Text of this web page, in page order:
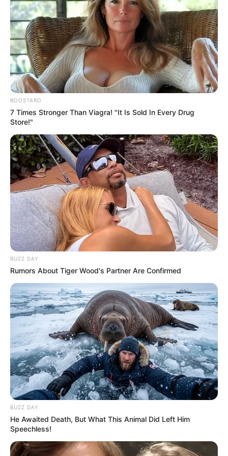
«Αν χρειάζονταν τόσο πολύ νοσηλευτές, γιατί με
φέρνετε εδώ αφού υπάρχουν νοσηλευτές που
κάθονται..;;;», ρώτησε, περιγράφοντας αυτό ως το πρώτο
της«κόκκινο πανί»ότιη πραγματικότητα της
κατάστασης στη Νέα Υόρκη
δεν ήταν αυτήπου
ανέφεραν τα μέσα ενημέρωσης.
Και,«είμαι τυχερή», είπε με ένα χαμόγελο και μια δόση
σαρκασμού:
«Πήρα στο νοσοκομείο Elmhurst [στο Queens] το
οποίο κατέληξε να είναι« το επίκεντρο του
επίκεντρου »» για αναφερόμενους θανάτους
COVID-19…… «Την πρώτη μέρα [στο Elmhurst]
σοκαρίστηκα. Ήταν κάτι που δεν έχω ξαναδεί
ποτέ ….. Οι ασθενείς ήταν μόνοι στα δωμάτια με
αναπνευστήρες [χωρίς] καμία οικογένεια δεν
BOOSTARO
7 Times Stronger Than Viagra! "It Is Sold In Every Drug
Store!"
BUZZ DAY
Rumors About Tiger Wood's Partner Are Confirmed
BUZZ DAY
He Awaited Death, But What This Animal Did Left Him
Speechless!